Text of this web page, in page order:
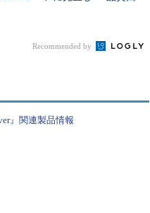
Recommended by
』関連製品情報